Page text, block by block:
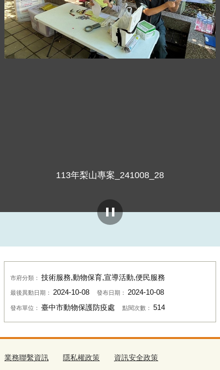
113年梨山專案_241008_28
市府分類： 技術服務,動物保育,宣導活動,便民服務
最後異動日期： 2024-10-08 發布日期： 2024-10-08
發布單位： 臺中市動物保護防疫處 點閱次數： 514
業務聯繫資訊 隱私權政策 資訊安全政策